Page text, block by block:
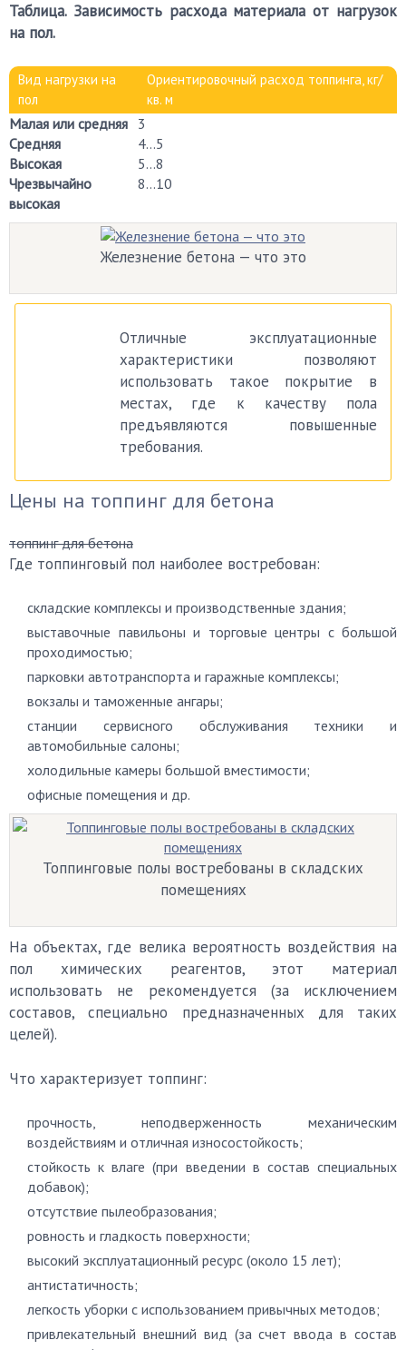
Таблица. Зависимость расхода материала от нагрузок
на пол.
Вид нагрузки на
пол
Ориентировочный расход топпинга, кг/
кв. м
Малая или средняя 3
Средняя
4...5
Высокая
5...8
Чрезвычайно
высокая
8...10
Железнение бетона — что это
Отличные эксплуатационные
характеристики позволяют
использовать такое покрытие в
местах, где к качеству пола
предъявляются повышенные
требования.
Цены на топпинг для бетона
топпинг для бетона
Где топпинговый пол наиболее востребован:
складские комплексы и производственные здания;
выставочные павильоны и торговые центры с большой
проходимостью;
парковки автотранспорта и гаражные комплексы;
вокзалы и таможенные ангары;
станции сервисного обслуживания техники и
автомобильные салоны;
холодильные камеры большой вместимости;
офисные помещения и др.
Топпинговые полы востребованы в складских
помещениях
На объектах, где велика вероятность воздействия на
пол химических реагентов, этот материал
использовать не рекомендуется (за исключением
составов, специально предназначенных для таких
целей).
Что характеризует топпинг:
прочность, неподверженность механическим
воздействиям и отличная износостойкость;
стойкость к влаге (при введении в состав специальных
добавок);
отсутствие пылеобразования;
ровность и гладкость поверхности;
высокий эксплуатационный ресурс (около 15 лет);
антистатичность;
легкость уборки с использованием привычных методов;
привлекательный внешний вид (за счет ввода в состав